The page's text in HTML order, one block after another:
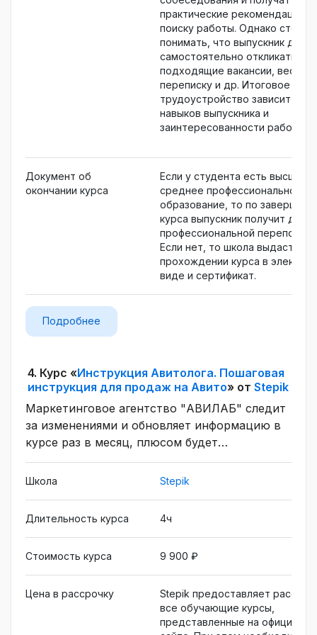
практические рекомендации
поиску работы. Однако стоит
понимать, что выпускник
самостоятельно откликаться
подходящие вакансии, вести
переписку и др. Итоговое
трудоустройство зависит от
навыков выпускника и
заинтересованности
Документ об
окончании курса
Если у студента есть высшее
среднее профессиональное
образование, то по
курса выпускник получит
профессиональной
Если нет, то школа выдаст
прохождении курса в
виде и сертификат.
Подробнее
4. Курс «Инструкция Авитолога. Пошаговая
инструкция для продаж на Авито» от Stepik
Маркетинговое агентство "АВИЛАБ" следит
за изменениями и обновляет информацию в
курсе раз в месяц, плюсом будет
пожизненный доступ и куратор 24/7. Курс
поможет Вам освоить профессию
например, продавать свой товар или услугу
"Авитологом" из любой точки мира.
Школа Stepik
Длительность курса 4ч
Стоимость курса 9 900 ₽
Цена в рассрочку
Stepik предоставляет
все обучающие курсы,
представленные на